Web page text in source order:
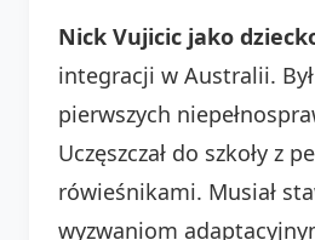
Nick Vujicic jako
integracji w Australii.
pierwszych
Uczęszczał do szkoły z
rówieśnikami. Musiał
wyzwaniom